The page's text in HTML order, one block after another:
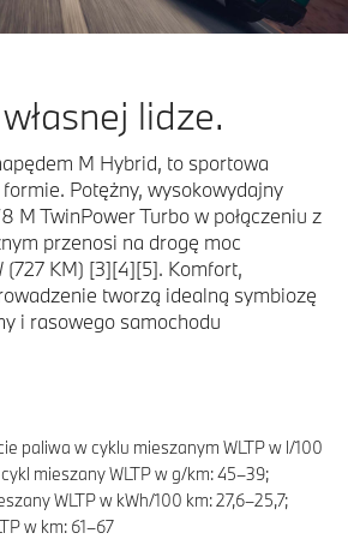
lidze.
M Hybrid, to sportowa
Potężny, wysokowydajny
M TwinPower Turbo w połączeniu z
przenosi na drogę moc
(727 KM) [3][4][5]. Komfort,
tworzą idealną symbiozę
i rasowego samochodu
paliwa w cyklu mieszanym WLTP w l/100
mieszany WLTP w g/km: 45–39;
WLTP w kWh/100 km: 27,6–25,7;
w km: 61–67